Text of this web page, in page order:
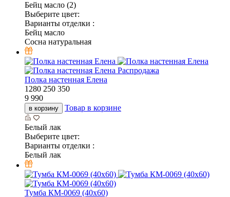
Бейц масло (2)
Выберите цвет:
Варианты отделки :
Бейц масло
Сосна натуральная
Распродажа
Полка настенная Елена
1280 250 350
9 990
в корзину Товар в корзине
Белый лак
Выберите цвет:
Варианты отделки :
Белый лак
Тумба КМ-0069 (40x60)